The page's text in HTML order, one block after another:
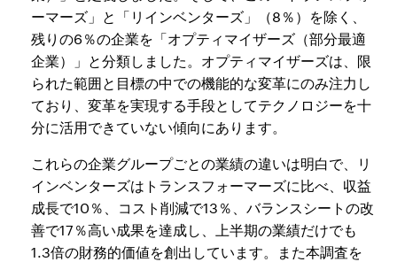
ーマーズ」と「リインベンターズ」（8％）を除く、
残りの6％の企業を「オプティマイザーズ（部分最適
企業）」と分類しました。オプティマイザーズは、限
られた範囲と目標の中での機能的な変革にのみ注力し
ており、変革を実現する手段としてテクノロジーを十
分に活用できていない傾向にあります。
これらの企業グループごとの業績の違いは明白で、リ
インベンターズはトランスフォーマーズに比べ、収益
成長で10％、コスト削減で13％、バランスシートの改
善で17％高い成果を達成し、上半期の業績だけでも
1.3倍の財務的価値を創出しています。また本調査を